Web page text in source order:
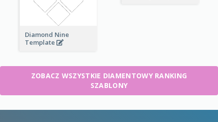
Diamond Nine
Template
ZOBACZ WSZYSTKIE DIAMENTOWY RANKING
SZABLONY